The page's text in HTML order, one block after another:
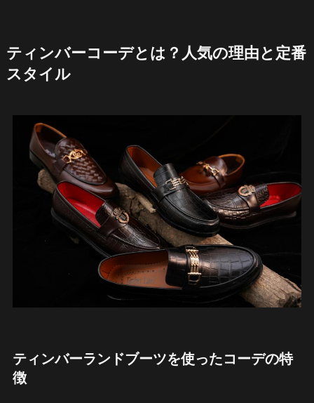
ティンバーコーデとは？人気の理由と定番
スタイル
ティンバーランドブーツを使ったコーデの特
徴